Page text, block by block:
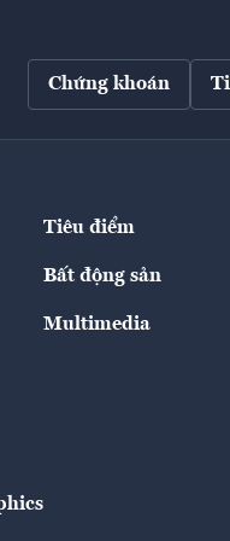
Chứng khoán
Tiêu điểm
Bất động sản
Multimedia